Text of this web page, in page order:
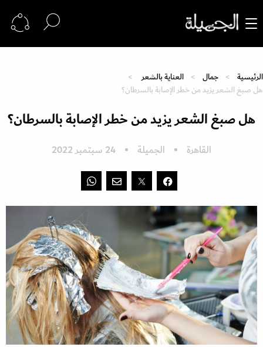
الرئيسية جمال
العناية بالشعر
هل صبغ الشعر يزيد من خطر الإصابة بالسرطان؟
هل صبغ الشعر يزيد من خطر الإصابة بالسرطان؟
القاهرة الجميلة 24 سبتمبر 2022